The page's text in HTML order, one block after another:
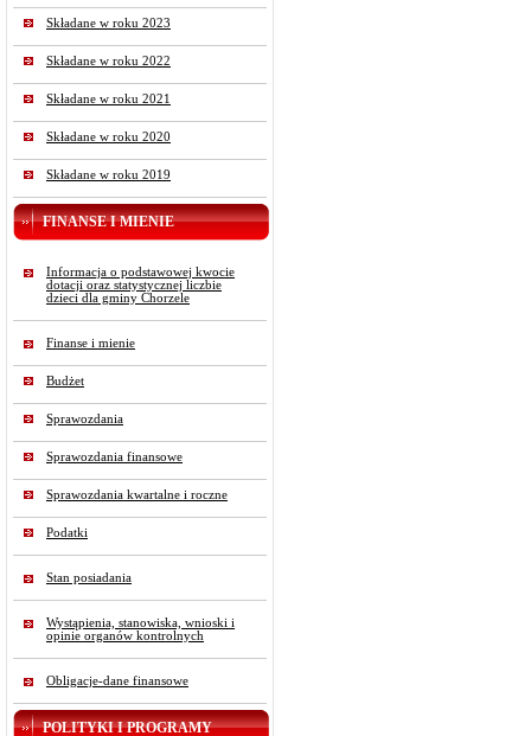
Składane w roku 2023
Składane w roku 2022
Składane w roku 2021
Składane w roku 2020
Składane w roku 2019
FINANSE I MIENIE
Informacja o podstawowej kwocie
dotacji oraz statystycznej liczbie
dzieci dla gminy Chorzele
Finanse i mienie
Budżet
Sprawozdania
Sprawozdania finansowe
Sprawozdania kwartalne i roczne
Podatki
Stan posiadania
Wystąpienia, stanowiska, wnioski i
opinie organów kontrolnych
Obligacje-dane finansowe
POLITYKI I PROGRAMY